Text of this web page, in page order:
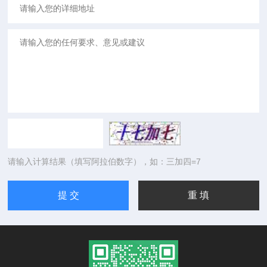
请输入计算结果（填写阿拉伯数字），如：三加四=7